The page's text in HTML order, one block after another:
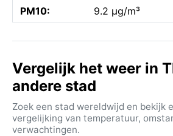
PM10:
9.2 µg/m³
Vergelijk het weer in
andere stad
Zoek een stad wereldwijd en bekijk
vergelijking van temperatuur,
verwachtingen.